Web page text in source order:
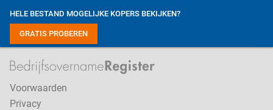
HELE BESTAND MOGELIJKE KOPERS BEKIJKEN?
GRATIS PROBEREN
Voorwaarden
Privacy